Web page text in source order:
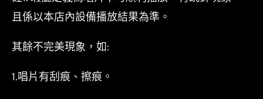
且係以本店內設備播放結果為準。
其餘不完美現象，如:
1.唱片有刮痕、擦痕。